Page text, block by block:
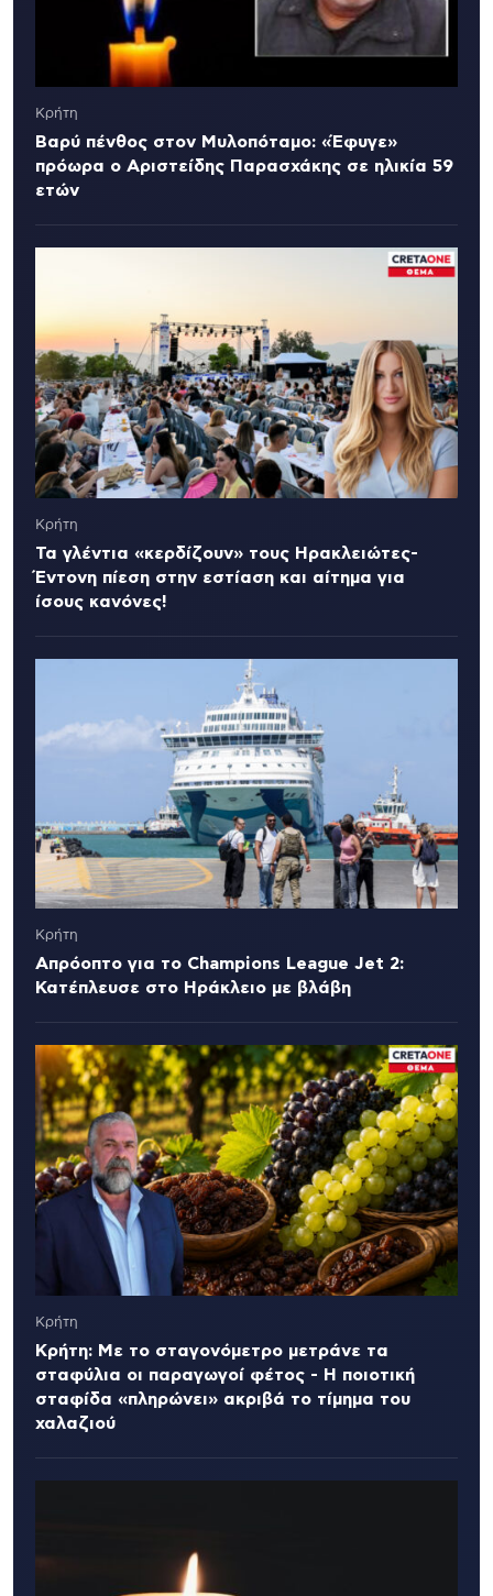
Κρήτη
Βαρύ πένθος στον Μυλοπόταμο: «Έφυγε»
πρόωρα ο Αριστείδης Παρασχάκης σε ηλικία 59
ετών
Κρήτη
Τα γλέντια «κερδίζουν» τους Ηρακλειώτες-
Έντονη πίεση στην εστίαση και αίτημα για
ίσους κανόνες!
Κρήτη
Απρόοπτο για το Champions League Jet 2:
Κατέπλευσε στο Ηράκλειο με βλάβη
Κρήτη
Κρήτη: Με το σταγονόμετρο μετράνε τα
σταφύλια οι παραγωγοί φέτος - Η ποιοτική
σταφίδα «πληρώνει» ακριβά το τίμημα του
χαλαζιού